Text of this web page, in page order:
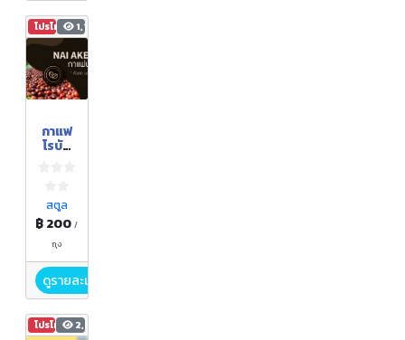
โปรโมชัน1,128
กาแฟ
โรบัส
สตูล
฿ 200/
ถุง
ดูรายละเอียด
โปรโมชัน2,829